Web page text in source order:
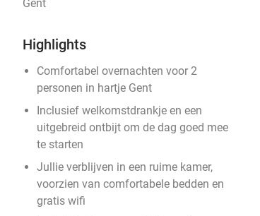
Gent
Highlights
Comfortabel overnachten voor 2
personen in hartje Gent
Inclusief welkomstdrankje en een
uitgebreid ontbijt om de dag goed mee
te starten
Jullie verblijven in een ruime kamer,
voorzien van comfortabele bedden en
gratis wifi